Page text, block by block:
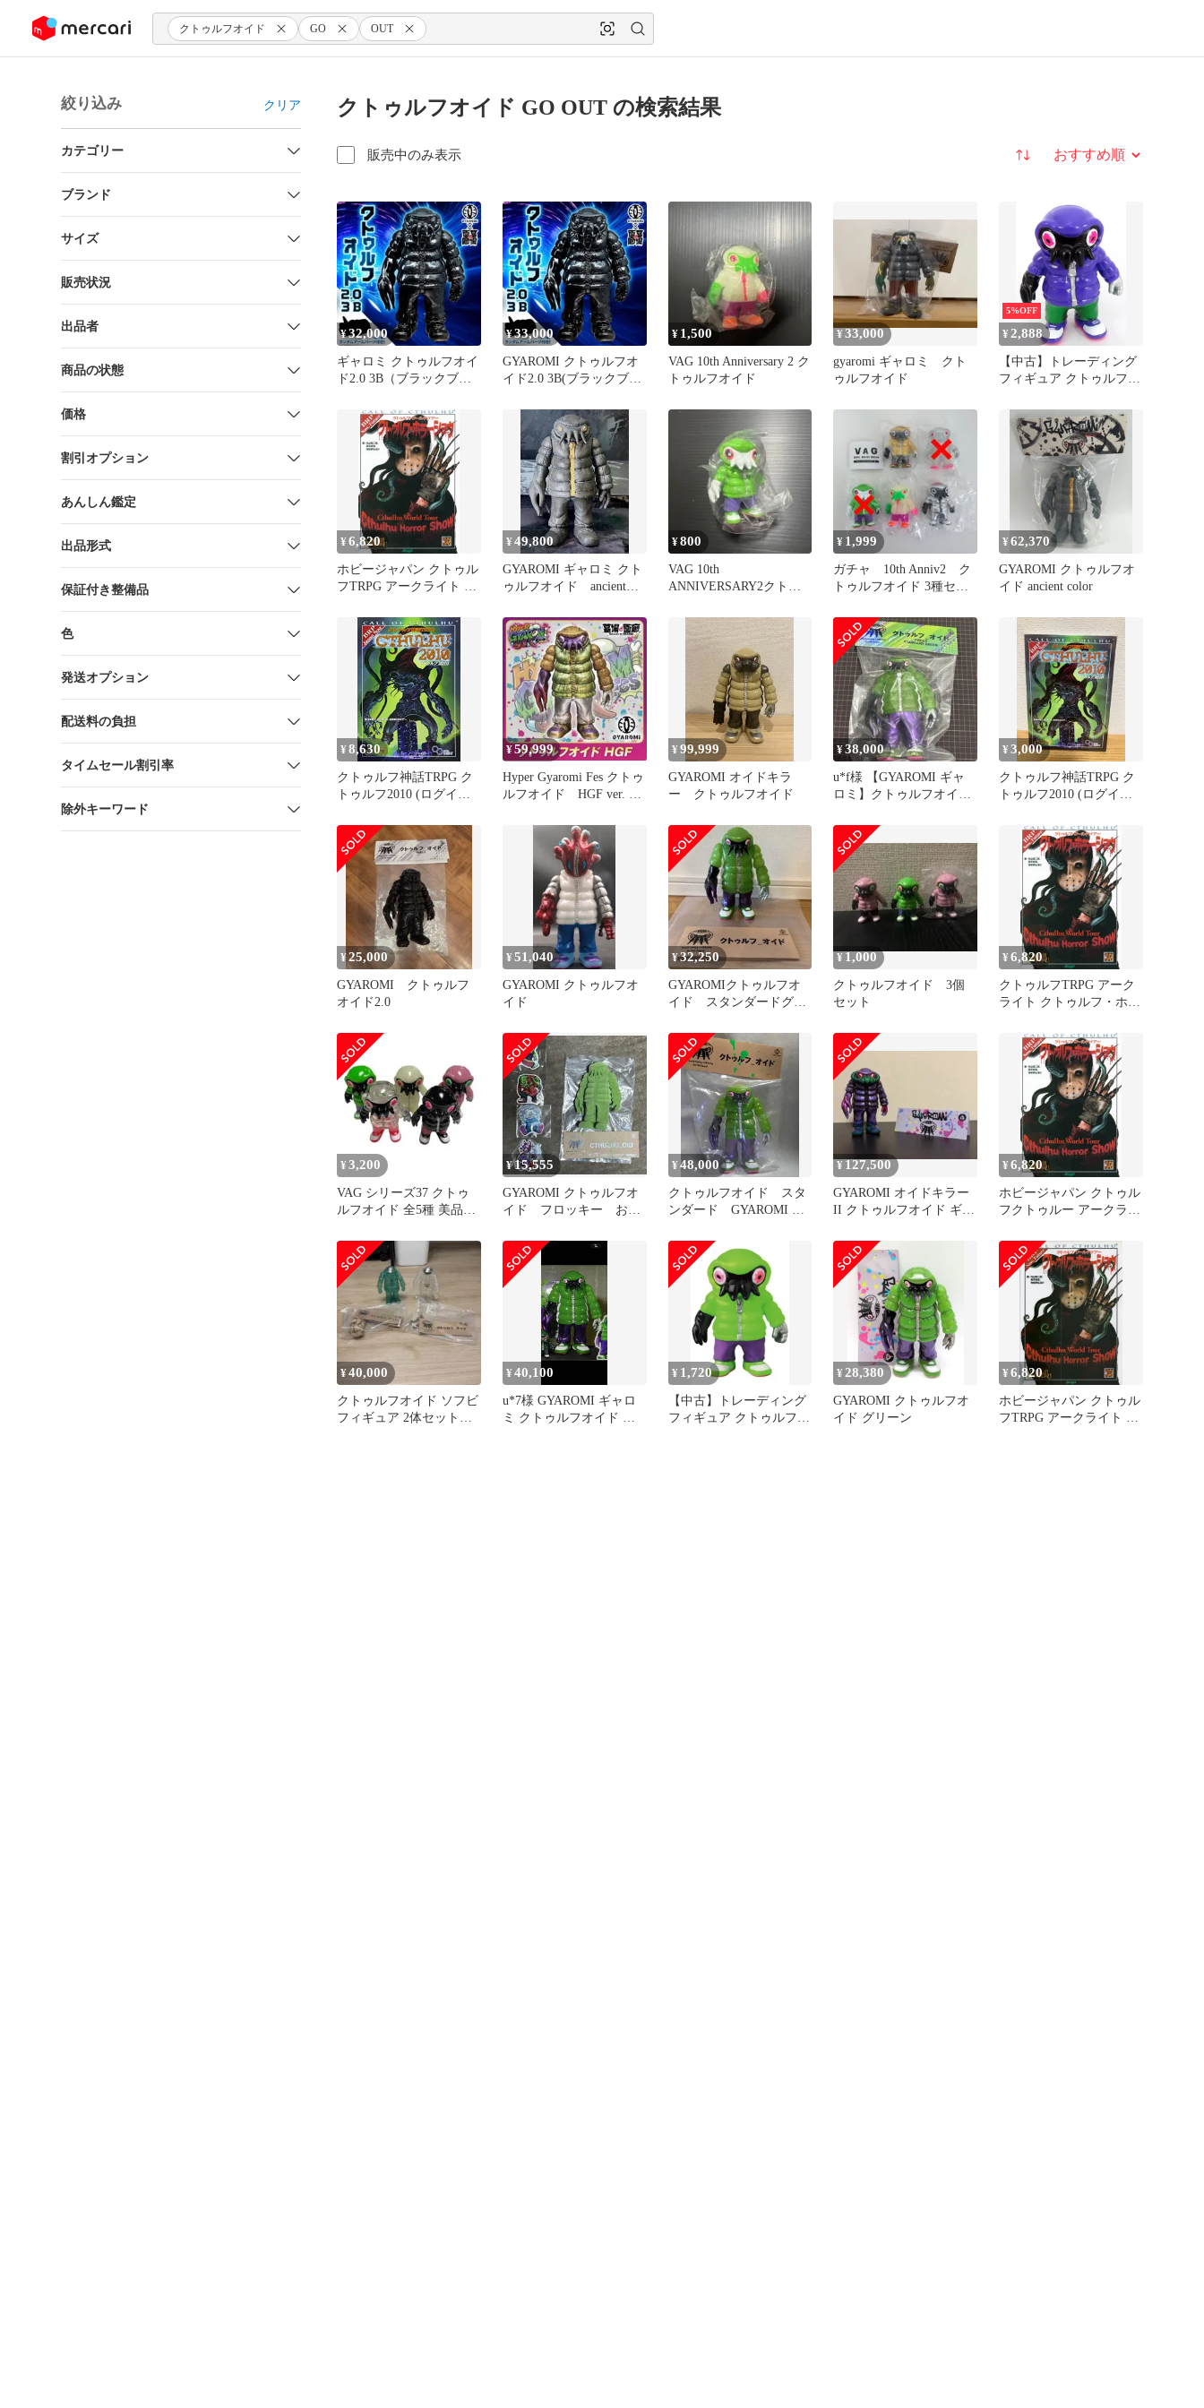
ツにスキップ クトゥルフオイド GO OUT
絞り込み クリア
カテゴリー
ブランド
サイズ
販売状況
出品者
商品の状態
価格
割引オプション
あんしん鑑定
出品形式
保証付き整備品
色
発送オプション
配送料の負担
タイムセール割引率
除外キーワード
クトゥルフオイド GO OUT の検索結果
販売中のみ表示 並び替え
¥32,000
ギャロミ クトゥルフオイ
ド2.0 3B（ブラックブラ
¥33,000
GYAROMI クトゥルフオ
イド2.0 3B(ブラックブラ
¥ 1,500
VAG 10th Anniversary 2 ク
トゥルフオイド
¥33,000
gyaromi ギャロミ クト
ゥルフオイド
5%OFF
¥ 2,888
【中古】トレーディング
フィギュア クトゥルフオ
Special クトゥルフオイ
ド」 ショップ・One up.
限定
¥6,820
ホビージャパン クトゥル
フTRPG アークライト ク
クトゥルフ・ワールドツ
¥49,800
GYAROMI ギャロミ クト
ゥルフオイド ancient
¥800
VAG 10th
ANNIVERSARY2クトゥ
¥ 1,999
ガチャ 10th Anniv2 ク
トゥルフオイド 3種セッ
¥62,370
GYAROMI クトゥルフオ
イド ancient color
¥8,630
クトゥルフ神話TRPG ク
トゥルフ2010 (ログイン
ーズ)e
¥59,999
Hyper Gyaromi Fes クトゥ
ルフオイド HGF ver. ソ
¥99,999
GYAROMI オイドキラ
ー クトゥルフオイド
¥38,000
u*f様 【GYAROMI ギャ
ロミ】クトゥルフオイド
¥3,000
クトゥルフ神話TRPG ク
トゥルフ2010 (ログイン
ーズ)
¥25,000
GYAROMI クトゥルフ
オイド2.0
¥51,040
GYAROMI クトゥルフオ
イド
¥32,250
GYAROMIクトゥルフオ
イド スタンダードグリ
¥ 1,000
クトゥルフオイド 3個
セット
¥6,820
クトゥルフTRPG アーク
ライト クトゥルフ・ホラ
ールドツアー
¥ 3,200
VAG シリーズ37 クトゥ
ルフオイド 全5種 美品
¥15,555
GYAROMI クトゥルフオ
イド フロッキー おま
¥48,000
クトゥルフオイド スタ
ンダード GYAROMI ハ
¥ 127,500
GYAROMI オイドキラー
II クトゥルフオイド ギャ
¥6,820
ホビージャパン クトゥル
フクトゥルー アークライ
ョウ/クトゥルフ・ワール
ドツアー
¥40,000
クトゥルフオイド ソフビ
フィギュア 2体セット※7
¥40,100
u*7様 GYAROMI ギャロ
ミ クトゥルフオイド ス
¥ 1,720
【中古】トレーディング
フィギュア クトゥルフオ
¥ 28,380
GYAROMI クトゥルフオ
イド グリーン
¥6,820
ホビージャパン クトゥル
フTRPG アークライト ク